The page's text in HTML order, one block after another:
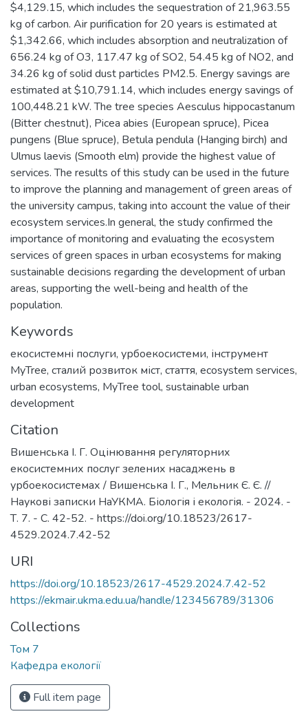
$4,129.15, which includes the sequestration of 21,963.55
kg of carbon. Air purification for 20 years is estimated at
$1,342.66, which includes absorption and neutralization of
656.24 kg of O3, 117.47 kg of SO2, 54.45 kg of NO2, and
34.26 kg of solid dust particles PM2.5. Energy savings are
estimated at $10,791.14, which includes energy savings of
100,448.21 kW. The tree species Aesculus hippocastanum
(Bitter chestnut), Picea abies (European spruce), Picea
pungens (Blue spruce), Betula pendula (Hanging birch) and
Ulmus laevis (Smooth elm) provide the highest value of
services. The results of this study can be used in the future
to improve the planning and management of green areas of
the university campus, taking into account the value of their
ecosystem services.In general, the study confirmed the
importance of monitoring and evaluating the ecosystem
services of green spaces in urban ecosystems for making
sustainable decisions regarding the development of urban
areas, supporting the well-being and health of the
population.
Keywords
екосистемні послуги, урбоекосистеми, інструмент
MyTree, сталий розвиток міст, стаття, ecosystem services,
urban ecosystems, MyTree tool, sustainable urban
development
Citation
Вишенська І. Г. Оцінювання регуляторних
екосистемних послуг зелених насаджень в
урбоекосистемах / Вишенська І. Г., Мельник Є. Є. //
Наукові записки НаУКМА. Біологія і екологія. - 2024. -
Т. 7. - С. 42-52. - https://doi.org/10.18523/2617-
4529.2024.7.42-52
URI
https://doi.org/10.18523/2617-4529.2024.7.42-52
https://ekmair.ukma.edu.ua/handle/123456789/31306
Collections
Том 7
Кафедра екології
Full item page